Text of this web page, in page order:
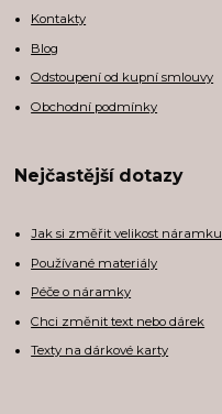
Kontakty
Blog
Odstoupení od kupní smlouvy
Obchodní podmínky
Nejčastější dotazy
Jak si změřit velikost náramku
Používané materiály
Péče o náramky
Chci změnit text nebo dárek
Texty na dárkové karty